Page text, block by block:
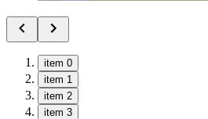
item 0
item 1
item 2
item 3